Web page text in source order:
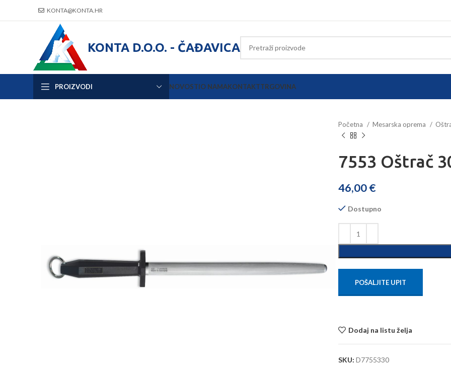
KONTA@KONTA.HR
KONTA D.O.O. - ČAĐAVICA
PROIZVODI NOVOSTIO NAMAKONTAKTTRGOVINA
Početna Mesarska oprema
7553 Oštrač
46,00€
Dostupno
POŠALJITE UPIT
Dodaj na listu želja
SKU: D7755330